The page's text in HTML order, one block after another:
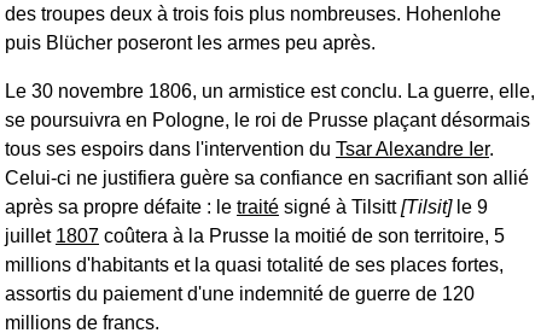
des troupes deux à trois fois plus nombreuses. Hohenlohe
puis Blücher poseront les armes peu après.
Le 30 novembre 1806, un armistice est conclu. La guerre, elle,
se poursuivra en Pologne, le roi de Prusse plaçant désormais
tous ses espoirs dans l'intervention du Tsar Alexandre Ier.
Celui-ci ne justifiera guère sa confiance en sacrifiant son allié
après sa propre défaite : le traité signé à Tilsitt[Tilsit]le 9
juillet 1807 coûtera à la Prusse la moitié de son territoire, 5
millions d'habitants et la quasi totalité de ses places fortes,
assortis du paiement d'une indemnité de guerre de 120
millions de francs.